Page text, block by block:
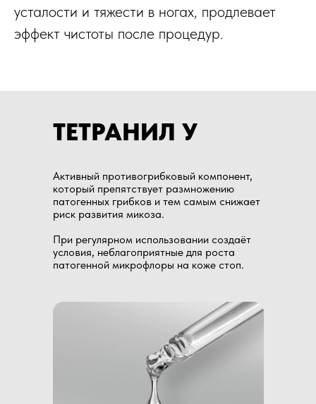
усталости и тяжести в ногах, продлевает
эффект чистоты после процедур.
ТЕТРАНИЛ У
Активный противогрибковый компонент,
который препятствует размножению
патогенных грибков и тем самым снижает
риск развития микоза.​
При регулярном использовании создаёт
условия, неблагоприятные для роста
патогенной микрофлоры на коже стоп.​